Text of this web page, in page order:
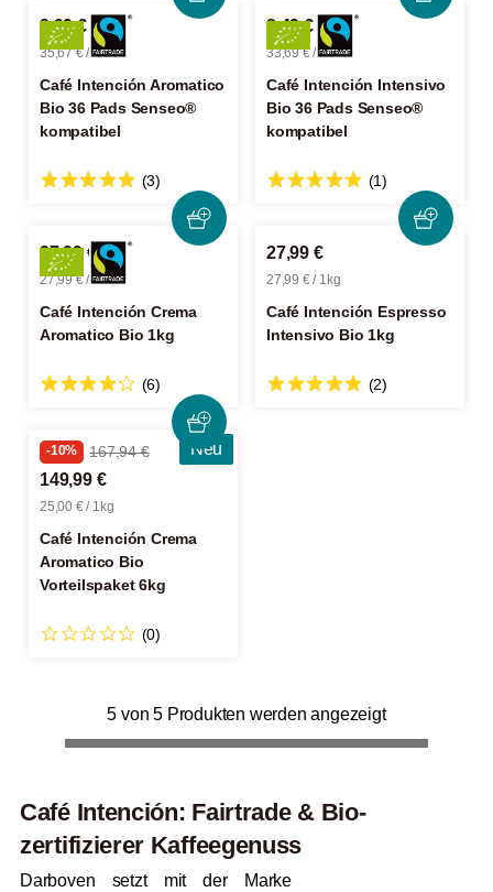
8,99 €
35,67 € / 1kg
Café Intención Aromatico
Bio 36 Pads Senseo®
kompatibel
(3)
8,49 €
33,69 € / 1kg
Café Intención Intensivo
Bio 36 Pads Senseo®
kompatibel
(1)
27,99 €
27,99 € / 1kg
Café Intención Crema
Aromatico Bio 1kg
(6)
27,99 €
27,99 € / 1kg
Café Intención Espresso
Intensivo Bio 1kg
(2)
Neu
-10% 167,94 €
149,99 €
25,00 € / 1kg
Café Intención Crema
Aromatico Bio
Vorteilspaket 6kg
(0)
5 von 5 Produkten werden angezeigt
Café Intención: Fairtrade & Bio-
zertifizierer Kaffeegenuss
Darboven setzt mit der Marke